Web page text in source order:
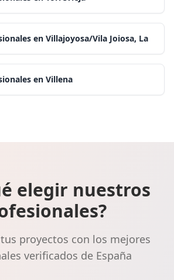
en Villajoyosa/Vila Joiosa, La
en Villena
elegir nuestros
proyectos con los mejores
verificados de España